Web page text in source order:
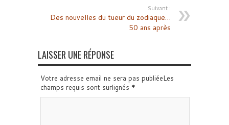
Suivant :
Des nouvelles du tueur du zodiaque…
50 ans après
LAISSER UNE RÉPONSE
Votre adresse email ne sera pas publiéeLes
champs requis sont surlignés *